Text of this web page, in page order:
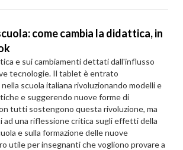
come cambia la didattica, in
e sui cambiamenti dettati dall'influsso
tecnologie. Il tablet è entrato
scuola italiana rivoluzionando modelli e
e suggerendo nuove forme di
tutti sostengono questa rivoluzione, ma
una riflessione critica sugli effetti della
e sulla formazione delle nuove
utile per insegnanti che vogliono provare a